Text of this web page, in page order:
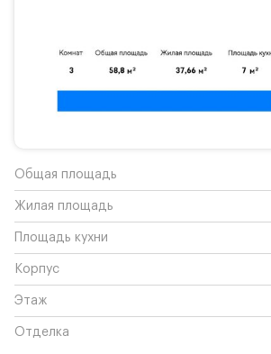
Общая площадь
Жилая площадь
Площадь кухни
Корпус
Этаж
Отделка